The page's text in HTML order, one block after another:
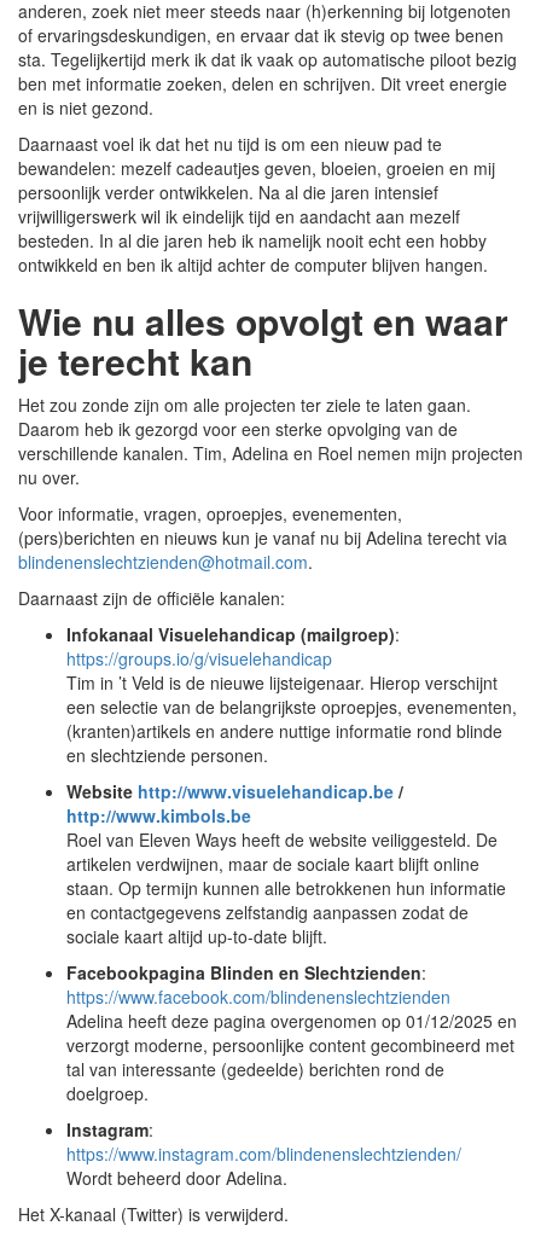
anderen, zoek niet meer steeds naar (h)erkenning bij lotgenoten
of ervaringsdeskundigen, en ervaar dat ik stevig op twee benen
sta. Tegelijkertijd merk ik dat ik vaak op automatische piloot bezig
ben met informatie zoeken, delen en schrijven. Dit vreet energie
en is niet gezond.
Daarnaast voel ik dat het nu tijd is om een nieuw pad te
bewandelen: mezelf cadeautjes geven, bloeien, groeien en mij
persoonlijk verder ontwikkelen. Na al die jaren intensief
vrijwilligerswerk wil ik eindelijk tijd en aandacht aan mezelf
besteden. In al die jaren heb ik namelijk nooit echt een hobby
ontwikkeld en ben ik altijd achter de computer blijven hangen.
Wie nu alles opvolgt en waar
je terecht kan
Het zou zonde zijn om alle projecten ter ziele te laten gaan.
Daarom heb ik gezorgd voor een sterke opvolging van de
verschillende kanalen. Tim, Adelina en Roel nemen mijn projecten
nu over.
Voor informatie, vragen, oproepjes, evenementen,
(pers)berichten en nieuws kun je vanaf nu bij Adelina terecht via
blindenenslechtzienden@hotmail.com.
Daarnaast zijn de officiële kanalen:
Infokanaal Visuelehandicap (mailgroep):
https://groups.io/g/visuelehandicap
Tim in ’t Veld is de nieuwe lijsteigenaar. Hierop verschijnt
een selectie van de belangrijkste oproepjes, evenementen,
(kranten)artikels en andere nuttige informatie rond blinde
en slechtziende personen.
Website http://www.visuelehandicap.be /
http://www.kimbols.be
Roel van Eleven Ways heeft de website veiliggesteld. De
artikelen verdwijnen, maar de sociale kaart blijft online
staan. Op termijn kunnen alle betrokkenen hun informatie
en contactgegevens zelfstandig aanpassen zodat de
sociale kaart altijd up-to-date blijft.
Facebookpagina Blinden en Slechtzienden:
https://www.facebook.com/blindenenslechtzienden
Adelina heeft deze pagina overgenomen op 01/12/2025 en
verzorgt moderne, persoonlijke content gecombineerd met
tal van interessante (gedeelde) berichten rond de
doelgroep.
Instagram:
https://www.instagram.com/blindenenslechtzienden/
Wordt beheerd door Adelina.
Het X-kanaal (Twitter) is verwijderd.